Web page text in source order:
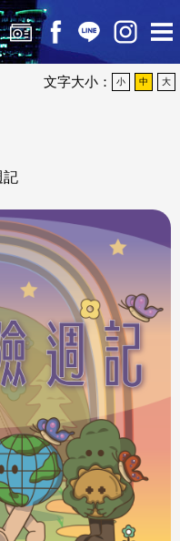
文字大小： 小 中 大
記